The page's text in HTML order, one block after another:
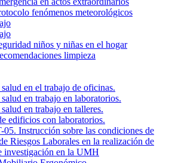
fenómenos meteorológicos
niños y niñas en el hogar
limpieza
en el trabajo de oficinas.
en trabajo en laboratorios.
en trabajo en talleres.
edificios con laboratorios.
05. Instrucción sobre las condiciones de
Riesgos Laborales en la realización de
investigación en la UMH